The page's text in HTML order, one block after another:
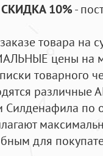
СКИДКА 10%-
товара на
цены на
товарного
Силденафила по
для